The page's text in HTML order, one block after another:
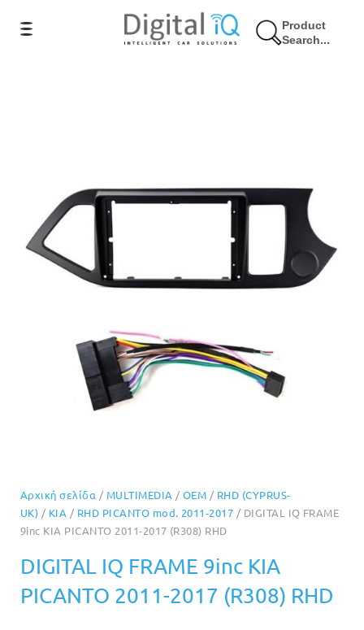
Product
Search...
Αρχική σελίδα / MULTIMEDIA / OEM / RHD (CYPRUS-
UK) / KIA / RHD PICANTO mod. 2011-2017 / DIGITAL IQ FRAME
9inc KIA PICANTO 2011-2017 (R308) RHD
DIGITAL IQ FRAME 9inc KIA
PICANTO 2011-2017 (R308) RHD